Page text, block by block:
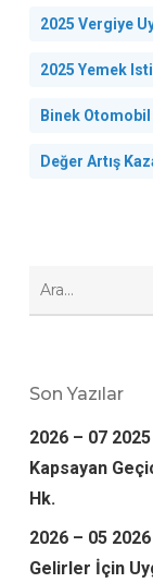
2025 Vergiye
2025 Yemek
Binek
Değer Artış
Son Yazılar
2026 – 07 2025
Kapsayan
Hk.
2026 – 05
Gelirler İçin